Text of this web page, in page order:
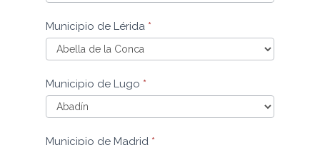
de
León
Municipio de Lérida *
de
Lérida
Municipio de Lugo *
Municipio de Madrid *